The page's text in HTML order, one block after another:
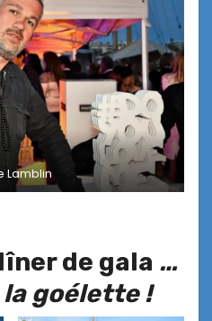
Lamblin
de gala …
goélette !